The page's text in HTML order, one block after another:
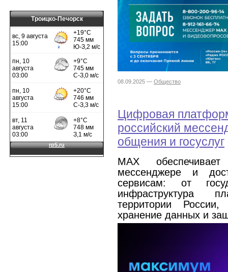
Троицко-Печорск
08.09.2025 — Общество
Цифровая
российский
общения и госуслуг
MAX
мессенджере и
сервисам: от
инфраструктура
территории
хранение данных и